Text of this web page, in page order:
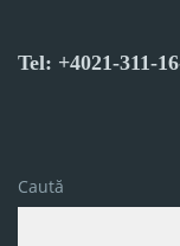
Tel: +4021-311-
Caută